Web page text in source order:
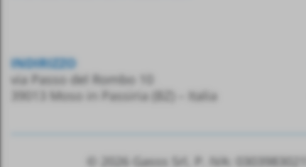
INDIRIZZO
via Passo del Rombo 10
39013 Moso in Passiria (BZ) – Italia
© 2026 Gasss Srl, P. IVA: 03039830215